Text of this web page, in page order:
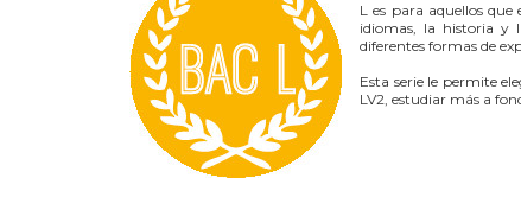
L es para aquellos
idiomas, la historia y
diferentes formas de
Esta serie le permite
LV2, estudiar más a